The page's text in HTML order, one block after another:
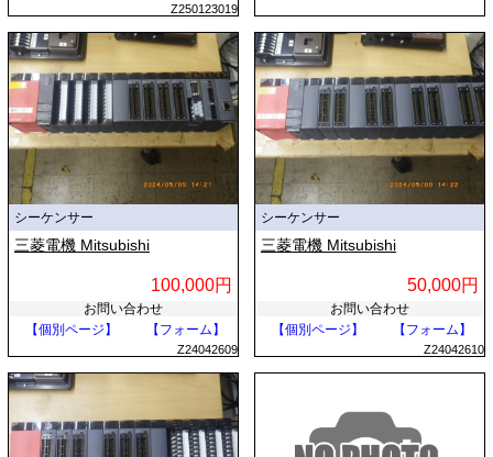
Z250123019
シーケンサー
三菱電機 Mitsubishi
100,000円
お問い合わせ
【個別ページ】
【フォーム】
Z24042609
シーケンサー
三菱電機 Mitsubishi
50,000円
お問い合わせ
【個別ページ】
【フォーム】
Z24042610